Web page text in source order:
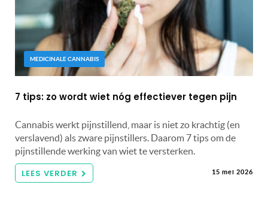
MEDICINALE CANNABIS
7 tips: zo wordt wiet nóg effectiever tegen pijn
Cannabis werkt pijnstillend, maar is niet zo krachtig (en
verslavend) als zware pijnstillers. Daarom 7 tips om de
pijnstillende werking van wiet te versterken.
LEES VERDER 15 mei 2026